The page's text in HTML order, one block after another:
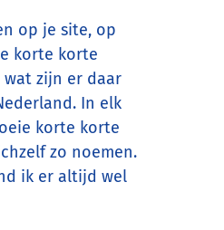
op je site, op
korte korte
wat zijn er daar
In elk
korte korte
zo noemen.
ik er altijd wel